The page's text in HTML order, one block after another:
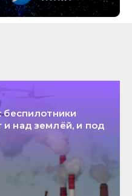
беспилотники
и над землёй, и под